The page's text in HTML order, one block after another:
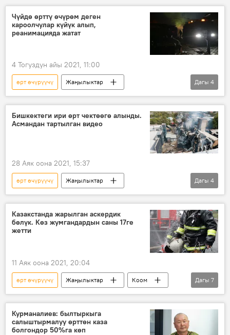
Россия
Украина
мунай
база
Чүйдө өрттү өчүрөм деген
кароолчулар күйүк алып,
реанимацияда жатат
4 Тогуздун айы 2021, 11:00
өрт өчүрүүчү
Жаңылыктар
Кыргызстан
Окуялар
Чүй облусу
Дагы 4
Бишкектеги ири өрт чектөөгө алынды.
Асмандан тартылган видео
28 Аяк оона 2021, 15:37
өрт өчүрүүчү
Жаңылыктар
Кыргызстан
Окуялар
Бишкек
жалыныч
ӨКМ
Дагы 4
Казакстанда жарылган аскердик
бөлүк. Көз жумгандардын саны 17ге
жетти
11 Аяк оона 2021, 20:04
өрт өчүрүүчү Жаңылыктар
Коом
Окуялар
Дүйнөдө
Азия
Казакстандагы жарылуу
жарылуу
өлүм
Дагы 7
Курманалиев: былтыркыга
салыштырмалуу өрттөн каза
болгондор 50%га көп